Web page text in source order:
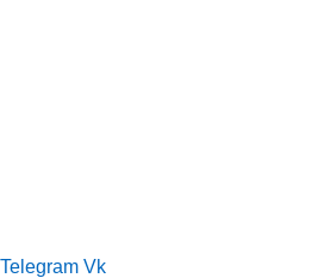
Telegram Vk